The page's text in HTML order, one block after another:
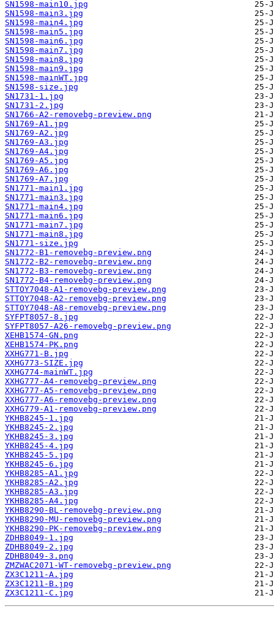
SN1598-main10.jpg
SN1598-main3.jpg
SN1598-main4.jpg
SN1598-main5.jpg
SN1598-main6.jpg
SN1598-main7.jpg
SN1598-main8.jpg
SN1598-main9.jpg
SN1598-mainWT.jpg
SN1598-size.jpg
SN1731-1.jpg
SN1731-2.jpg
SN1766-A2-removebg-preview.png
SN1769-A1.jpg
SN1769-A2.jpg
SN1769-A3.jpg
SN1769-A4.jpg
SN1769-A5.jpg
SN1769-A6.jpg
SN1769-A7.jpg
SN1771-main1.jpg
SN1771-main3.jpg
SN1771-main4.jpg
SN1771-main6.jpg
SN1771-main7.jpg
SN1771-main8.jpg
SN1771-size.jpg
SN1772-B1-removebg-preview.png
SN1772-B2-removebg-preview.png
SN1772-B3-removebg-preview.png
SN1772-B4-removebg-preview.png
STTOY7048-A1-removebg-preview.png
STTOY7048-A2-removebg-preview.png
STTOY7048-A8-removebg-preview.png
SYFPT8057-8.jpg
SYFPT8057-A26-removebg-preview.png
XEHB1574-GN.png
XEHB1574-PK.png
XXHG771-B.jpg
XXHG773-SIZE.jpg
XXHG774-mainWT.jpg
XXHG777-A4-removebg-preview.png
XXHG777-A5-removebg-preview.png
XXHG777-A6-removebg-preview.png
XXHG779-A1-removebg-preview.png
YKHB8245-1.jpg
YKHB8245-2.jpg
YKHB8245-3.jpg
YKHB8245-4.jpg
YKHB8245-5.jpg
YKHB8245-6.jpg
YKHB8285-A1.jpg
YKHB8285-A2.jpg
YKHB8285-A3.jpg
YKHB8285-A4.jpg
YKHB8290-BL-removebg-preview.png
YKHB8290-MU-removebg-preview.png
YKHB8290-PK-removebg-preview.png
ZDHB8049-1.jpg
ZDHB8049-2.jpg
ZDHB8049-3.png
ZMZWAC2071-WT-removebg-preview.png
ZX3C1211-A.jpg
ZX3C1211-B.jpg
ZX3C1211-C.jpg